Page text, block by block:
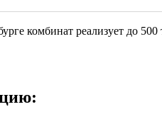
комбинат реализует до